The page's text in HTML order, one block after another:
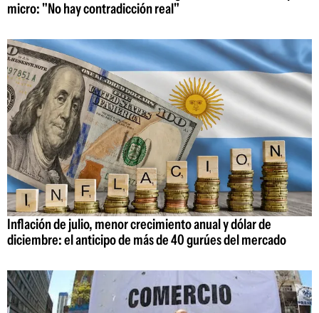
micro: "No hay contradicción real"
Inflación de julio, menor crecimiento anual y dólar de
diciembre: el anticipo de más de 40 gurúes del mercado